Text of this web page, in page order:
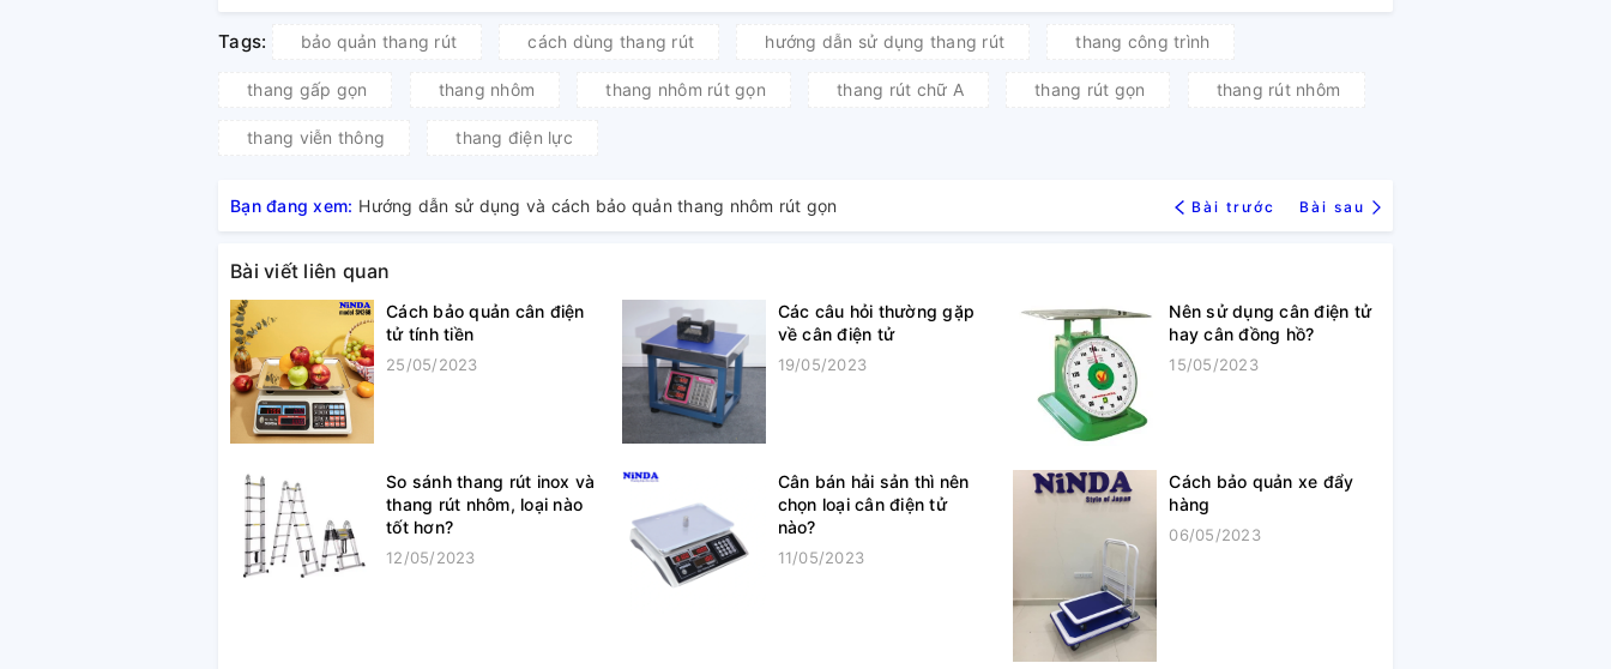
Tags: bảo quản thang rút cách dùng thang rút hướng dẫn sử dụng thang rút thang công trình
thang gấp gọn thang nhôm thang nhôm rút gọn thang rút chữ A thang rút gọn thang rút nhôm
thang viễn thông thang điện lực
Bạn đang xem: Hướng dẫn sử dụng và cách bảo quản thang nhôm rút gọn Bài trước Bài sau
Bài viết liên quan
Cách bảo quản cân điện
tử tính tiền
25/05/2023
Các câu hỏi thường gặp
về cân điện tử
19/05/2023
Nên sử dụng cân điện tử
hay cân đồng hồ?
15/05/2023
So sánh thang rút inox và
thang rút nhôm, loại nào
tốt hơn?
12/05/2023
Cân bán hải sản thì nên
chọn loại cân điện tử
nào?
11/05/2023
Cách bảo quản xe đẩy
hàng
06/05/2023